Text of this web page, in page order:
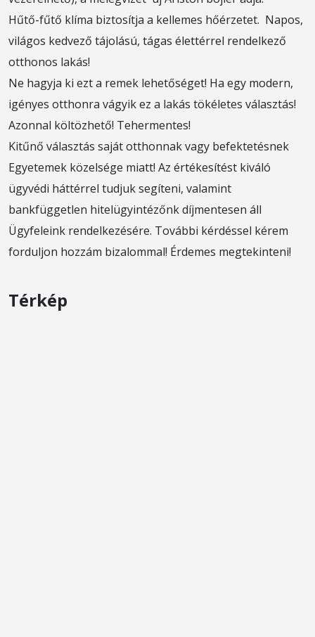
Hűtő-fűtő klíma biztosítja a kellemes hőérzetet. Napos,
világos kedvező tájolású, tágas élettérrel rendelkező
otthonos lakás!
Ne hagyja ki ezt a remek lehetőséget! Ha egy modern,
igényes otthonra vágyik ez a lakás tökéletes választás!
Azonnal költözhető! Tehermentes!
Kitűnő választás saját otthonnak vagy befektetésnek
Egyetemek közelsége miatt! Az értékesítést kiváló
ügyvédi háttérrel tudjuk segíteni, valamint
bankfüggetlen hitelügyintézőnk díjmentesen áll
Ügyfeleink rendelkezésére. További kérdéssel kérem
forduljon hozzám bizalommal! Érdemes megtekinteni!
Térkép